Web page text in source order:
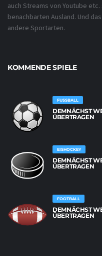
auch Streams von Youtube
benachbarten Ausland. Und
andere Sportarten.
KOMMENDE SPIELE
FUSSBALL
DEMNÄCHST
BERTRAGEN
EISHOCKEY
DEMNÄCHST
ÜBERTRAGEN
FOOTBALL
DEMNÄCHST
ÜBERTRAGEN